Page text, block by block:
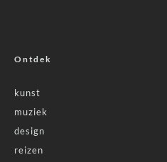
Ontdek
kunst
muziek
design
reizen